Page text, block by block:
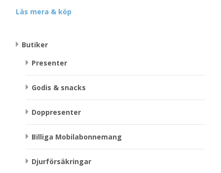
Läs mera & köp
Butiker
Presenter
Godis & snacks
Doppresenter
Billiga Mobilabonnemang
Djurförsäkringar